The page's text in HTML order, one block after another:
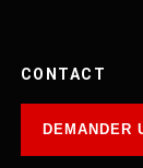
CONTACT
DEMANDER